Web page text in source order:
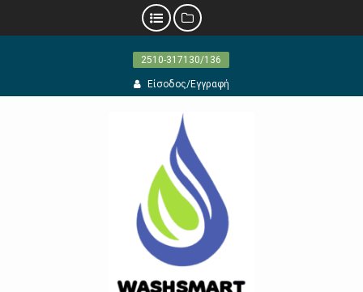
2510-317130/136
Είσοδος/Εγγραφή